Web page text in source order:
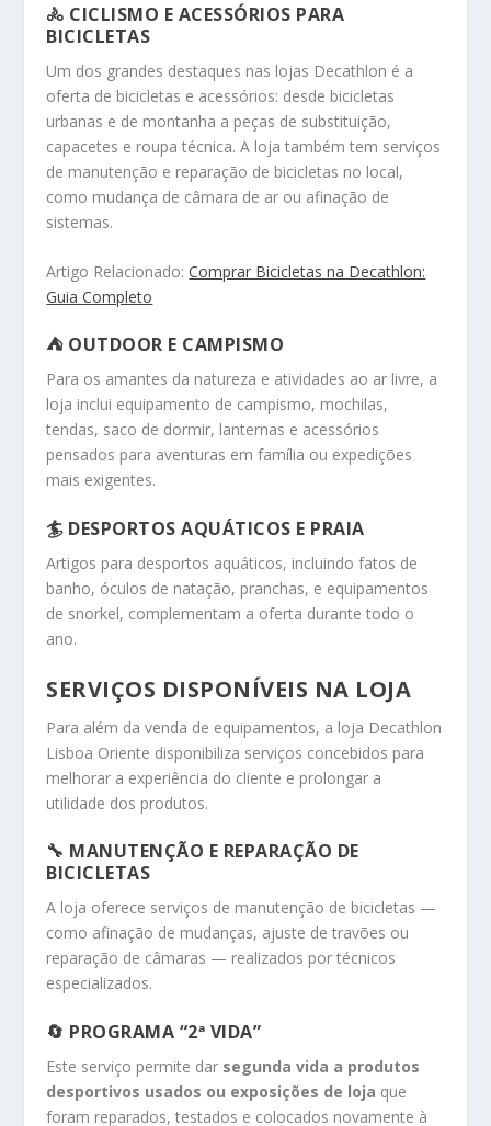
🚴 CICLISMO E ACESSÓRIOS PARA
BICICLETAS
Um dos grandes destaques nas lojas Decathlon é a
oferta de bicicletas e acessórios: desde bicicletas
urbanas e de montanha a peças de substituição,
capacetes e roupa técnica. A loja também tem serviços
de manutenção e reparação de bicicletas no local,
como mudança de câmara de ar ou afinação de
sistemas.
Artigo Relacionado:Comprar Bicicletas na Decathlon:
Guia Completo
⛺ OUTDOOR E CAMPISMO
Para os amantes da natureza e atividades ao ar livre, a
loja inclui equipamento de campismo, mochilas,
tendas, saco de dormir, lanternas e acessórios
pensados para aventuras em família ou expedições
mais exigentes.
🏄 DESPORTOS AQUÁTICOS E PRAIA
Artigos para desportos aquáticos, incluindo fatos de
banho, óculos de natação, pranchas, e equipamentos
de snorkel, complementam a oferta durante todo o
ano.
SERVIÇOS DISPONÍVEIS NA LOJA
Para além da venda de equipamentos, a loja Decathlon
Lisboa Oriente disponibiliza serviços concebidos para
melhorar a experiência do cliente e prolongar a
utilidade dos produtos.
🔧 MANUTENÇÃO E REPARAÇÃO DE
BICICLETAS
A loja oferece serviços de manutenção de bicicletas —
como afinação de mudanças, ajuste de travões ou
reparação de câmaras — realizados por técnicos
especializados.
🔄 PROGRAMA “2ª VIDA”
Este serviço permite dar segunda vida a produtos
desportivos usados ou exposições de loja que
foram reparados, testados e colocados novamente à